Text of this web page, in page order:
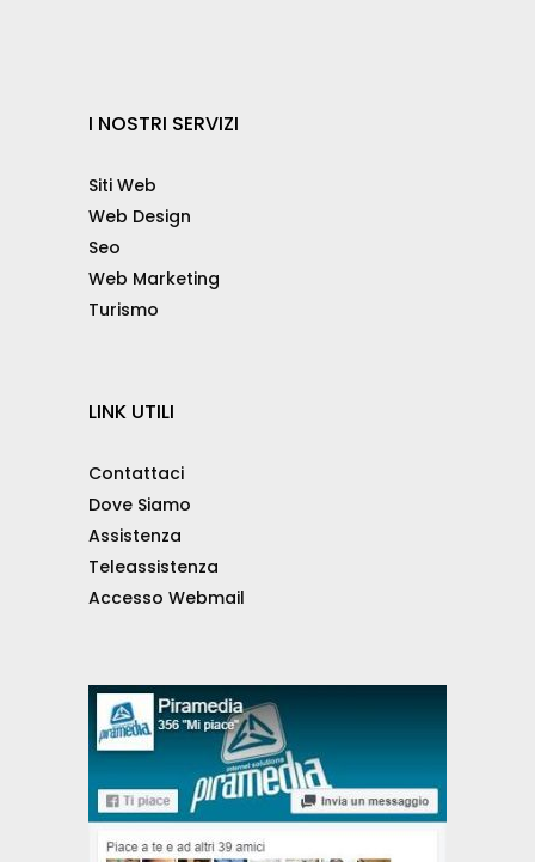
I NOSTRI SERVIZI
Siti Web
Web Design
Seo
Web Marketing
Turismo
LINK UTILI
Contattaci
Dove Siamo
Assistenza
Teleassistenza
Accesso Webmail